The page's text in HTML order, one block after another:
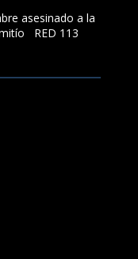
asesinado a la
RED 113